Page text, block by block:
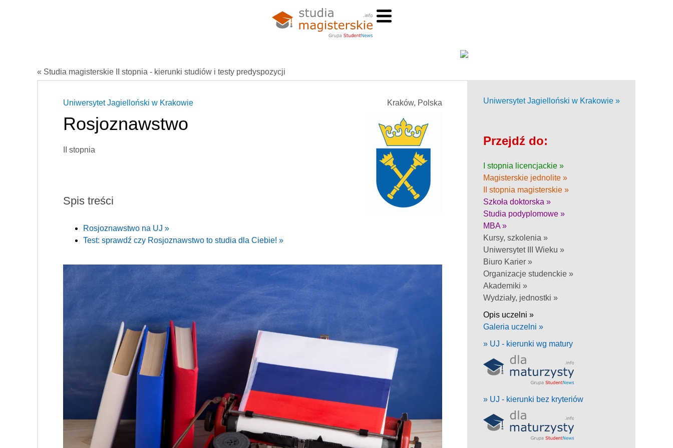
« Studia magisterskie II stopnia - kierunki studiów i testy predyspozycji
Kraków, Polska
Uniwersytet Jagielloński w Krakowie
Rosjoznawstwo
II stopnia
Spis treści
Rosjoznawstwo na UJ »
Test: sprawdź czy Rosjoznawstwo to studia dla Ciebie! »
Uniwersytet Jagielloński w Krakowie »
Przejdź do:
I stopnia licencjackie »
Magisterskie jednolite »
II stopnia magisterskie »
Szkoła doktorska »
Studia podyplomowe »
MBA »
Kursy, szkolenia »
Uniwersytet III Wieku »
Biuro Karier »
Organizacje studenckie »
Akademiki »
Wydziały, jednostki »
Opis uczelni »
Galeria uczelni »
» UJ - kierunki wg matury
» UJ - kierunki bez kryteriów